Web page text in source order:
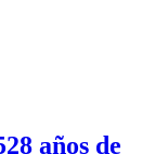
años de